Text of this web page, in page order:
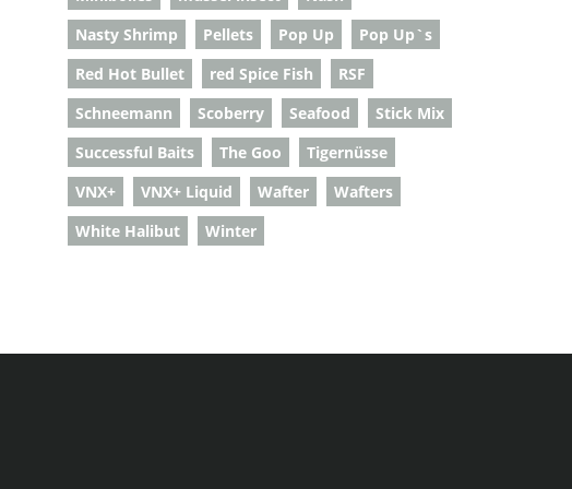
Nasty Shrimp
Pellets Pop Up
Pop Up`s
Red Hot Bullet
red Spice Fish
RSF
Schneemann
Scoberry Seafood
Stick Mix
Successful Baits
The Goo
Tigernüsse
VNX+
VNX+ Liquid Wafter
Wafters
White Halibut
Winter